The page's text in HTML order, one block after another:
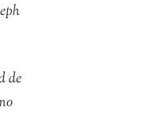
de